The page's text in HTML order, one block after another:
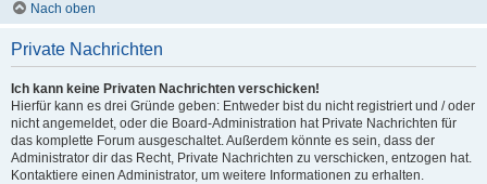
Nach oben
Private Nachrichten
Ich kann keine Privaten Nachrichten verschicken!
Hierfür kann es drei Gründe geben: Entweder bist du nicht registriert und / oder
nicht angemeldet, oder die Board-Administration hat Private Nachrichten für
das komplette Forum ausgeschaltet. Außerdem könnte es sein, dass der
Administrator dir das Recht, Private Nachrichten zu verschicken, entzogen hat.
Kontaktiere einen Administrator, um weitere Informationen zu erhalten.